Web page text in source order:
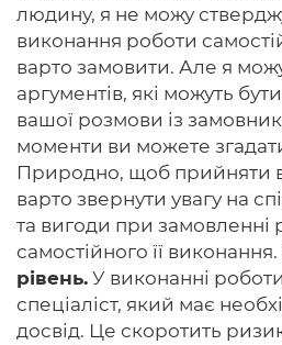
людину, я не можу
виконання роботи
варто замовити. Але я
аргументів, які можуть
вашої розмови із
моменти ви можете
Природно, щоб прийняти
варто звернути увагу на
та вигоди при замовленні
самостійного її виконання.
рівень. У виконанні
спеціаліст, який має
досвід. Це скоротить